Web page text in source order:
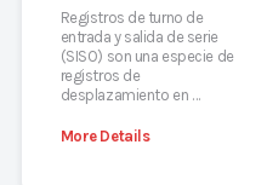
Registros de turno de
entrada y salida de serie
(SISO) son una especie de
registros de
desplazamiento en …
More Details